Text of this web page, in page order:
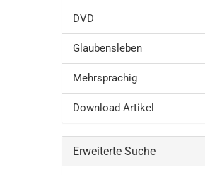
DVD
Glaubensleben
Mehrsprachig
Download Artikel
Erweiterte Suche